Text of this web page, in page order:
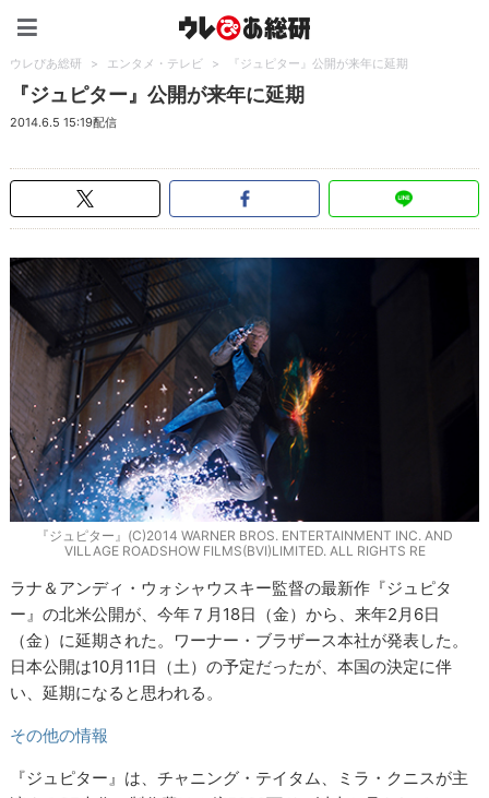
ウレぴあ総研 > エンタメ・テレビ > 『ジュピター』公開が来年に延期
『ジュピター』公開が来年に延期
2014.6.5 15:19配信
『ジュピター』(C)2014 WARNER BROS. ENTERTAINMENT INC. AND
VILLAGE ROADSHOW FILMS(BVI)LIMITED. ALL RIGHTS RE
ラナ＆アンディ・ウォシャウスキー監督の最新作『ジュピタ
ー』の北米公開が、今年７月18日（金）から、来年2月6日
（金）に延期された。ワーナー・ブラザース本社が発表した。
日本公開は10月11日（土）の予定だったが、本国の決定に伴
い、延期になると思われる。
その他の情報
『ジュピター』は、チャニング・テイタム、ミラ・クニスが主